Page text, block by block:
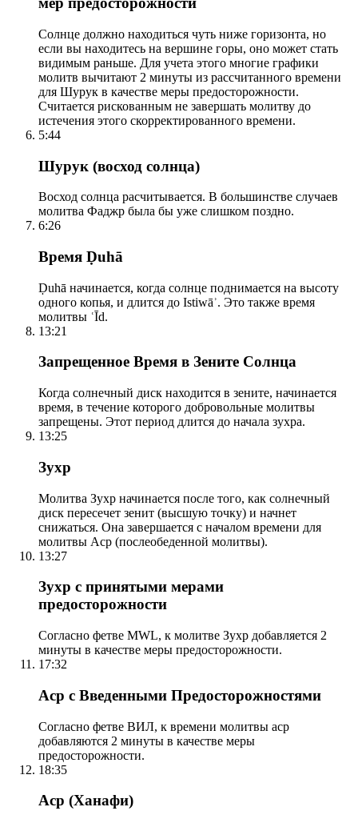
Солнце должно находиться чуть ниже горизонта, но
если вы находитесь на вершине горы, оно может стать
видимым раньше. Для учета этого многие графики
молитв вычитают 2 минуты из рассчитанного времени
для Шурук в качестве меры предосторожности.
Считается рискованным не завершать молитву до
истечения этого скорректированного времени.
5:44
Шурук (восход солнца)
Восход солнца расчитывается. В большинстве случаев
молитва Фаджр была бы уже слишком поздно.
6:26
Время Ḍuhā
Ḍuhā начинается, когда солнце поднимается на высоту
одного копья, и длится до Istiwāʾ. Это также время
молитвы ʿĪd.
13:21
Запрещенное Время в Зените Солнца
Когда солнечный диск находится в зените, начинается
время, в течение которого добровольные молитвы
запрещены. Этот период длится до начала зухра.
13:25
Зухр
Молитва Зухр начинается после того, как солнечный
диск пересечет зенит (высшую точку) и начнет
снижаться. Она завершается с началом времени для
молитвы Аср (послеобеденной молитвы).
13:27
Зухр с принятыми мерами
предосторожности
Согласно фетве MWL, к молитве Зухр добавляется 2
минуты в качестве меры предосторожности.
17:32
Аср с Введенными Предосторожностями
Согласно фетве ВИЛ, к времени молитвы аср
добавляются 2 минуты в качестве меры
предосторожности.
18:35
Аср (Ханафи)